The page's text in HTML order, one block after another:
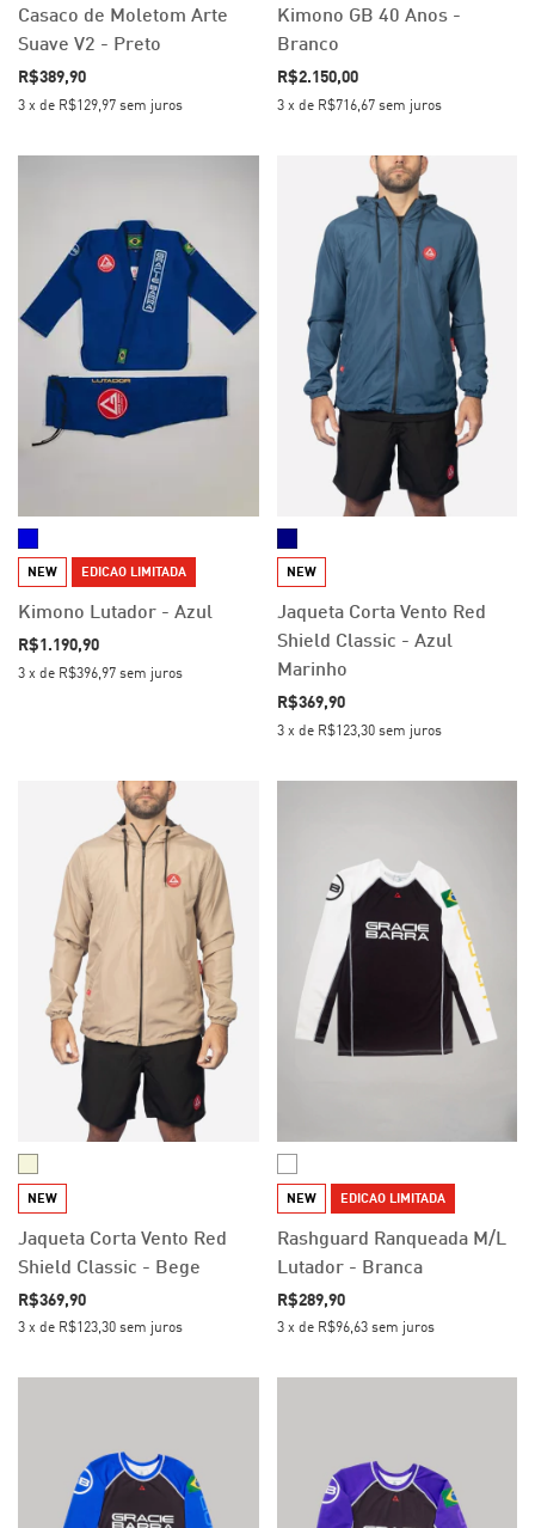
Casaco de Moletom Arte
Suave V2 - Preto
R$389,90
3 x de R$129,97 sem juros
Kimono GB 40 Anos -
Branco
R$2.150,00
3 x de R$716,67 sem juros
NEW EDICAO LIMITADA
Kimono Lutador - Azul
R$1.190,90
3 x de R$396,97 sem juros
NEW
Jaqueta Corta Vento Red
Shield Classic - Azul
Marinho
R$369,90
3 x de R$123,30 sem juros
NEW
Jaqueta Corta Vento Red
Shield Classic - Bege
R$369,90
3 x de R$123,30 sem juros
NEW EDICAO LIMITADA
Rashguard Ranqueada M/L
Lutador - Branca
R$289,90
3 x de R$96,63 sem juros